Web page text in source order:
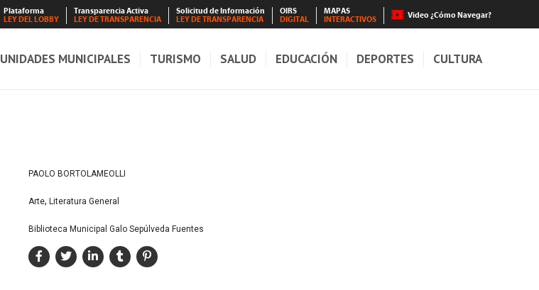
Plataforma
LEY DEL LOBBY
Transparencia Activa
LEY DE TRANSPARENCIA
Solicitud de Información
LEY DE TRANSPARENCIA
OIRS
DIGITAL
MAPAS
INTERACTIVOS
Video ¿Cómo Navegar?
UNIDADES MUNICIPALES TURISMO SALUD EDUCACIÓN DEPORTES CULTURA
PAOLO BORTOLAMEOLLI
Arte, Literatura General
Biblioteca Municipal Galo Sepúlveda Fuentes